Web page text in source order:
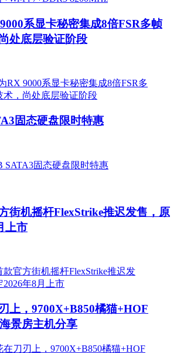
系显卡秘密集成8倍FSR多帧
处底层验证阶段
固态硬盘限时特惠
街机摇杆FlexStrike推迟发售，原
上市
上，9700X+B850橘猫+HOF
景房主机分享